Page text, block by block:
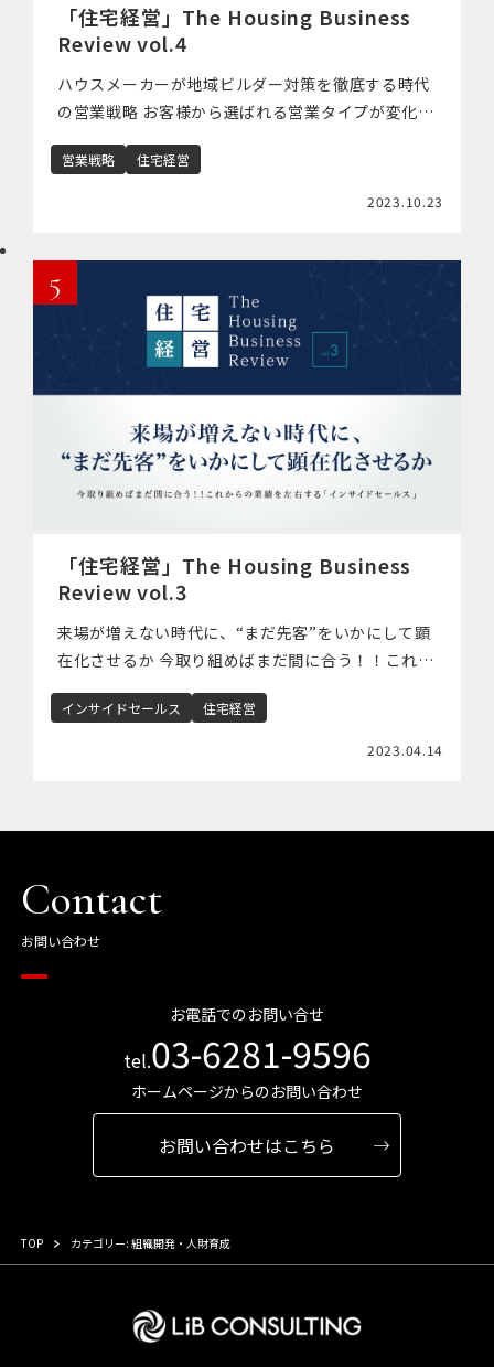
「住宅経営」The Housing Business
Review vol.4
ハウスメーカーが地域ビルダー対策を徹底する時代
の営業戦略 お客様から選ばれる営業タイプが変化す
きく変化しており、営業戦略見直しの必要性が高ま
営業戦略 住宅経営
2023.10.23
5
「住宅経営」The Housing Business
Review vol.3
来場が増えない時代に、“まだ先客”をいかにして顕
在化させるか 今取り組めばまだ間に合う！！これか
らの業績を左右する「インサイドセールス」 ■イン
サイドセールス活動の重要度はどんどん高まってい
インサイドセールス 住宅経営
2023.04.14
Contact
お問い合わせ
お電話でのお問い合せ
tel.03-6281-9596
ホームページからのお問い合わせ
お問い合わせはこちら
TOP カテゴリー: 組織開発・人財育成